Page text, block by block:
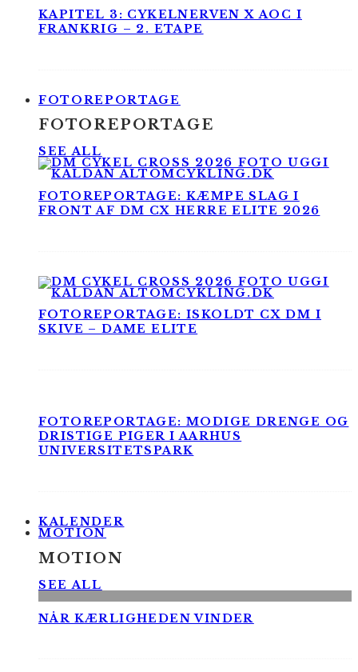
KAPITEL 3: CYKELNERVEN X AOC I
FRANKRIG – 2. ETAPE
FOTOREPORTAGE
FOTOREPORTAGE
SEE ALL
FOTOREPORTAGE: KÆMPE SLAG I
FRONT AF DM CX HERRE ELITE 2026
FOTOREPORTAGE: ISKOLDT CX DM I
SKIVE – DAME ELITE
FOTOREPORTAGE: MODIGE DRENGE OG
DRISTIGE PIGER I AARHUS
UNIVERSITETSPARK
KALENDER
MOTION
MOTION
SEE ALL
NÅR KÆRLIGHEDEN VINDER